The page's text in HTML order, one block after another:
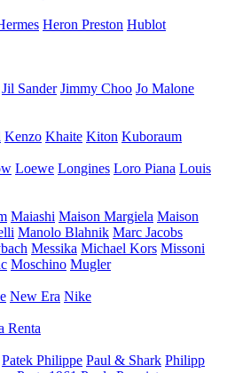
Heron Preston Hublot
Jil Sander Jimmy Choo Jo Malone
Kenzo Khaite Kiton Kuboraum
Loewe Longines Loro Piana Louis
Maiashi Maison Margiela Maison
Manolo Blahnik Marc Jacobs
Messika Michael Kors Missoni
Moschino Mugler
New Era Nike
Renta
Patek Philippe Paul & Shark Philipp